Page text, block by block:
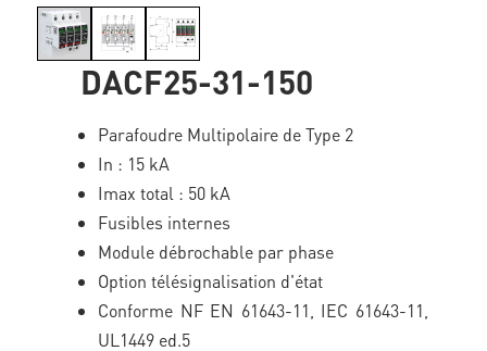
DACF25-31-150
Parafoudre Multipolaire de Type 2
In : 15 kA
Imax total : 50 kA
Fusibles internes
Module débrochable par phase
Option télésignalisation d'état
Conforme NF EN 61643-11, IEC 61643-11,
UL1449 ed.5